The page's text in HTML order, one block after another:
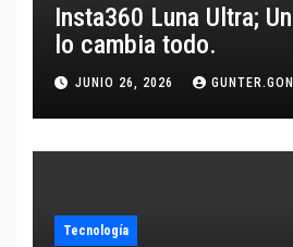
Insta360 Luna Ultra;
lo cambia todo.
JUNIO 26, 2026
Tecnología